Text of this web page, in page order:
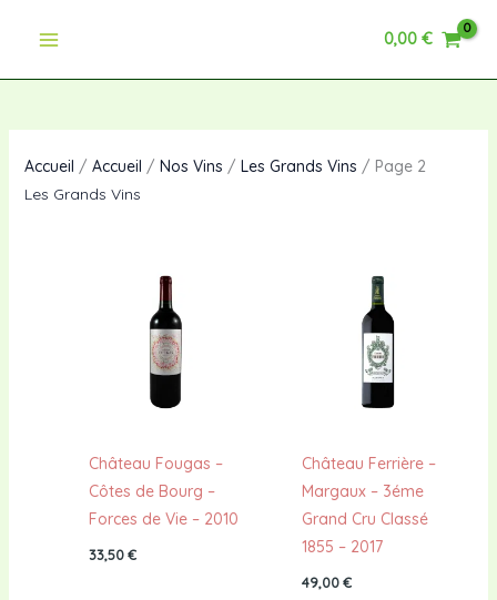
0,00€
Accueil / Accueil / Nos Vins / Les Grands Vins / Page 2
Les Grands Vins
Château Fougas –
Côtes de Bourg –
Forces de Vie – 2010
33,50€
Château Ferrière –
Margaux – 3éme
Grand Cru Classé
1855 – 2017
49,00€